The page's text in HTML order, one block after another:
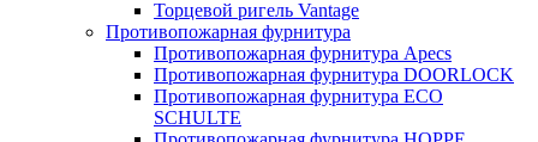
Торцевой ригель Vantage
Противопожарная фурнитура
Противопожарная фурнитура Apecs
Противопожарная фурнитура DOORLOCK
Противопожарная фурнитура ECO
SCHULTE